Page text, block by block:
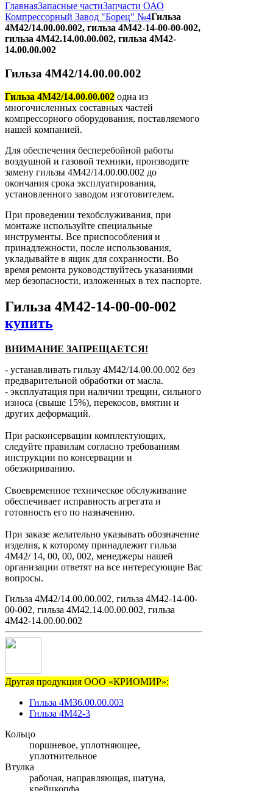
ГлавнаяЗапасные частиЗапчасти ОАО
Компрессорный Завод "Борец" №4Гильза
4М42/14.00.00.002, гильза 4М42-14-00-00-002,
гильза 4М42.14.00.00.002, гильза 4М42-
14.00.00.002
Гильза 4М42/14.00.00.002
Гильза 4М42/14.00.00.002 одна из
многочисленных составных частей
компрессорного оборудования, поставляемого
нашей компанией.
Для обеспечения бесперебойной работы
воздушной и газовой техники, производите
замену гильзы 4М42/14.00.00.002 до
окончания срока эксплуатирования,
установленного заводом изготовителем.
При проведении техобслуживания, при
монтаже используйте специальные
инструменты. Все приспособления и
принадлежности, после использования,
укладывайте в ящик для сохранности. Во
время ремонта руководствуйтесь указаниями
мер безопасности, изложенных в тех паспорте.
Гильза 4М42-14-00-00-002
купить
ВНИМАНИЕ ЗАПРЕЩАЕТСЯ!
- устанавливать гильзу 4М42/14.00.00.002 без
предварительной обработки от масла.
- эксплуатация при наличии трещин, сильного
износа (свыше 15%), перекосов, вмятин и
других деформаций.
При расконсервации комплектующих,
следуйте правилам согласно требованиям
инструкции по консервации и
обезжириванию.
Своевременное техническое обслуживание
обеспечивает исправность агрегата и
готовность его по назначению.
При заказе желательно указывать обозначение
изделия, к которому принадлежит гильза
4М42/ 14, 00, 00, 002, менеджеры нашей
организации ответят на все интересующие Вас
вопросы.
Гильза 4М42/14.00.00.002, гильза 4М42-14-00-
00-002, гильза 4М42.14.00.00.002, гильза
4М42-14.00.00.002
Другая продукция ООО «КРИОМИР»:
Гильза 4М36.00.00.003
Гильза 4М42-3
Кольцо
поршневое, уплотняющее,
уплотнительное
Втулка
рабочая, направляющая, шатуна,